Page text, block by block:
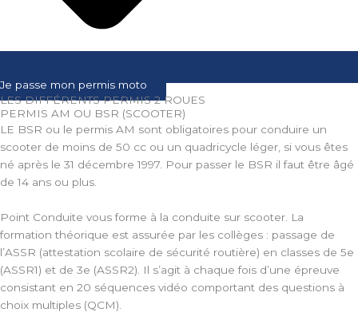
Je passe mon permis moto
LES DIFFÉRENTS PERMIS 2 ROUES
PERMIS AM OU BSR (SCOOTER)
LE BSR ou le permis AM sont obligatoires pour conduire un
scooter de moins de 50 cc ou un quadricycle léger, si vous êtes
né après le 31 décembre 1997. Pour passer le BSR il faut être âgé
de 14 ans ou plus.
Point Conduite vous forme à la conduite sur scooter. La
formation théorique est assurée par les collèges : passage de
l’ASSR (attestation scolaire de sécurité routière) en classes de 5e
(ASSR1) et de 3e (ASSR2). Il s’agit à chaque fois d’une épreuve
consistant en 20 séquences vidéo comportant des questions à
choix multiples (QCM).